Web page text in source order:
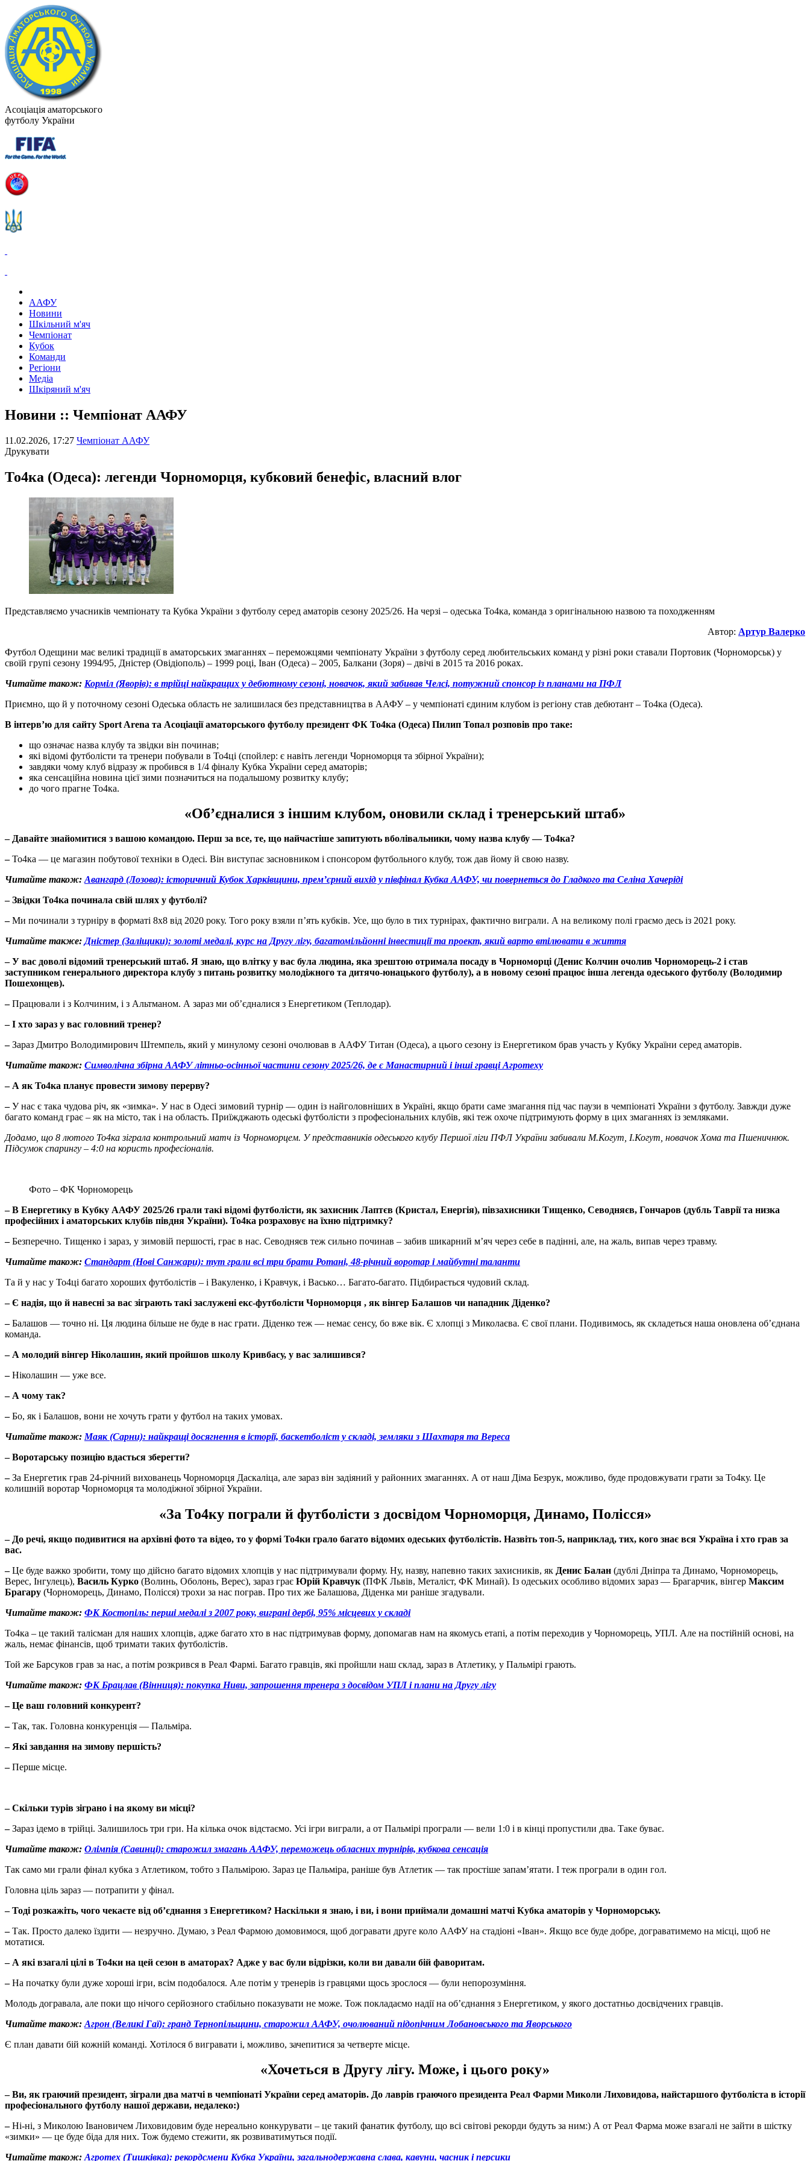
Асоціація аматорського
футболу України
ААФУ
Новини
Шкільний м'яч
Чемпіонат
Кубок
Команди
Регіони
Медіа
Шкіряний м'яч
Новини :: Чемпіонат ААФУ
11.02.2026, 17:27 Чемпіонат ААФУ
Друкувати
То4ка (Одеса): легенди Чорноморця, кубковий бенефіс, власний влог
Представляємо учасників чемпіонату та Кубка України з футболу серед аматорів сезону 2025/26. На черзі – одеська То4ка, команда з оригінальною назвою та походженням
Автор: Артур Валерко
Футбол Одещини має великі традиції в аматорських змаганнях – переможцями чемпіонату України з футболу серед любительських команд у різні роки ставали Портовик (Чорноморськ) у
своїй групі сезону 1994/95, Дністер (Овідіополь) – 1999 році, Іван (Одеса) – 2005, Балкани (Зоря) – двічі в 2015 та 2016 роках.
Читайте також: Корміл (Яворів): в трійці найкращих у дебютному сезоні, новачок, який забивав Челсі, потужний спонсор із планами на ПФЛ
Приємно, що й у поточному сезоні Одеська область не залишилася без представництва в ААФУ – у чемпіонаті єдиним клубом із регіону став дебютант – То4ка (Одеса).
В інтерв’ю для сайту Sport Arena та Асоціації аматорського футболу президент ФК То4ка (Одеса) Пилип Топал розповів про таке:
що означає назва клубу та звідки він починав;
які відомі футболісти та тренери побували в То4ці (спойлер: є навіть легенди Чорноморця та збірної України);
завдяки чому клуб відразу ж пробився в 1/4 фіналу Кубка України серед аматорів;
яка сенсаційна новина цієї зими позначиться на подальшому розвитку клубу;
до чого прагне То4ка.
«Об’єдналися з іншим клубом, оновили склад і тренерський штаб»
– Давайте знайомитися з вашою командою. Перш за все, те, що найчастіше запитують вболівальники, чому назва клубу — То4ка?
–То4ка — це магазин побутової техніки в Одесі. Він виступає засновником і спонсором футбольного клубу, тож дав йому й свою назву.
Читайте також: Авангард (Лозова): історичний Кубок Харківщини, прем’єрний вихід у півфінал Кубка ААФУ, чи повернеться до Гладкого та Селіна Хачеріді
–Звідки То4ка починала свій шлях у футболі?
–Ми починали з турніру в форматі 8х8 від 2020 року. Того року взяли п’ять кубків. Усе, що було в тих турнірах, фактично виграли. А на великому полі граємо десь із 2021 року.
Читайте также: Дністер (Заліщики): золоті медалі, курс на Другу лігу, багатомільйонні інвестиції та проект, який варто втілювати в життя
–У вас доволі відомий тренерський штаб. Я знаю, що влітку у вас була людина, яка зрештою отримала посаду в Чорноморці (Денис Колчин очолив Чорноморець-2 і став
заступником генерального директора клубу з питань розвитку молодіжного та дитячо-юнацького футболу), а в новому сезоні працює інша легенда одеського футболу (Володимир
Пошехонцев).
–Працювали і з Колчиним, і з Альтманом. А зараз ми об’єдналися з Енергетиком (Теплодар).
–І хто зараз у вас головний тренер?
–Зараз Дмитро Володимирович Штемпель, який у минулому сезоні очолював в ААФУ Титан (Одеса), а цього сезону із Енергетиком брав участь у Кубку України серед аматорів.
Читайте також: Символічна збірна ААФУ літньо-осінньої частини сезону 2025/26, де є Манастирний і інші гравці Агротеху
– А як То4ка планує провести зимову перерву?
–У нас є така чудова річ, як «зимка». У нас в Одесі зимовий турнір — один із найголовніших в Україні, якщо брати саме змагання під час паузи в чемпіонаті України з футболу. Завжди дуже
багато команд грає – як на місто, так і на область. Приїжджають одеські футболісти з професіональних клубів, які теж охоче підтримують форму в цих змаганнях із земляками.
Додамо, що 8 лютого То4ка зіграла контрольний матч із Чорноморцем. У представників одеського клубу Першої ліги ПФЛ України забивали М.Когут, І.Когут, новачок Хома та Пшеничнюк.
Підсумок спарингу – 4:0 на користь професіоналів.
Фото – ФК Чорноморець
–В Енергетику в Кубку ААФУ 2025/26 грали такі відомі футболісти, як захисник Лаптєв (Кристал, Енергія), півзахисники Тищенко, Севодняєв, Гончаров (дубль Таврії та низка
професійних і аматорських клубів півдня України). То4ка розраховує на їхню підтримку?
–Безперечно. Тищенко і зараз, у зимовій першості, грає в нас. Севодняєв теж сильно починав – забив шикарний м’яч через себе в падінні, але, на жаль, випав через травму.
Читайте також: Стандарт (Нові Санжари): тут грали всі три брати Ротані, 48-річний воротар і майбутні таланти
Та й у нас у То4ці багато хороших футболістів – і Вакуленко, і Кравчук, і Васько… Багато-багато. Підбирається чудовий склад.
–Є надія, що й навесні за вас зіграють такі заслужені екс-футболісти Чорноморця , як вінгер Балашов чи нападник Діденко?
–Балашов — точно ні. Ця людина більше не буде в нас грати. Діденко теж — немає сенсу, бо вже вік. Є хлопці з Миколаєва. Є свої плани. Подивимось, як складеться наша оновлена об’єднана
команда.
– А молодий вінгер Ніколашин, який пройшов школу Кривбасу, у вас залишився?
–Ніколашин — уже все.
– А чому так?
–Бо, як і Балашов, вони не хочуть грати у футбол на таких умовах.
Читайте також: Маяк (Сарни): найкращі досягнення в історії, баскетболіст у складі, земляки з Шахтаря та Вереса
–Воротарську позицію вдасться зберегти?
–За Енергетик грав 24-річний вихованець Чорноморця Даскаліца, але зараз він задіяний у районних змаганнях. А от наш Діма Безрук, можливо, буде продовжувати грати за То4ку. Це
колишній воротар Чорноморця та молодіжної збірної України.
«За То4ку пограли й футболісти з досвідом Чорноморця, Динамо, Полісся»
– До речі, якщо подивитися на архівні фото та відео, то у формі То4ки грало багато відомих одеських футболістів. Назвіть топ-5, наприклад, тих, кого знає вся Україна і хто грав за
вас.
–Це буде важко зробити, тому що дійсно багато відомих хлопців у нас підтримували форму. Ну, назву, напевно таких захисників, як Денис Балан (дублі Дніпра та Динамо, Чорноморець,
Верес, Інгулець), Василь Курко (Волинь, Оболонь, Верес), зараз грає Юрій Кравчук (ПФК Львів, Металіст, ФК Минай). Із одеських особливо відомих зараз — Брагарчик, вінгер Максим
Брагару (Чорноморець, Динамо, Полісся) трохи за нас пограв. Про тих же Балашова, Діденка ми раніше згадували.
Читайте також: ФК Костопіль: перші медалі з 2007 року, виграні дербі, 95% місцевих у складі
То4ка – це такий талісман для наших хлопців, адже багато хто в нас підтримував форму, допомагав нам на якомусь етапі, а потім переходив у Чорноморець, УПЛ. Але на постійній основі, на
жаль, немає фінансів, щоб тримати таких футболістів.
Той же Барсуков грав за нас, а потім розкрився в Реал Фармі. Багато гравців, які пройшли наш склад, зараз в Атлетику, у Пальмірі грають.
Читайте також: ФК Брацлав (Вінниця): покупка Ниви, запрошення тренера з досвідом УПЛ і плани на Другу лігу
–Це ваш головний конкурент?
–Так, так. Головна конкуренція — Пальміра.
– Які завдання на зимову першість?
–Перше місце.
–Скільки турів зіграно і на якому ви місці?
–Зараз ідемо в трійці. Залишилось три гри. На кілька очок відстаємо. Усі ігри виграли, а от Пальмірі програли — вели 1:0 і в кінці пропустили два. Таке буває.
Читайте також: Олімпія (Савинці): старожил змагань ААФУ, переможець обласних турнірів, кубкова сенсація
Так само ми грали фінал кубка з Атлетиком, тобто з Пальмірою. Зараз це Пальміра, раніше був Атлетик — так простіше запам’ятати. І теж програли в один гол.
Головна ціль зараз — потрапити у фінал.
–Тоді розкажіть, чого чекаєте від об’єднання з Енергетиком? Наскільки я знаю, і ви, і вони приймали домашні матчі Кубка аматорів у Чорноморську.
–Так. Просто далеко їздити — незручно. Думаю, з Реал Фармою домовимося, щоб догравати друге коло ААФУ на стадіоні «Іван». Якщо все буде добре, дограватимемо на місці, щоб не
мотатися.
– А які взагалі цілі в То4ки на цей сезон в аматорах? Адже у вас були відрізки, коли ви давали бій фаворитам.
–На початку були дуже хороші ігри, всім подобалося. Але потім у тренерів із гравцями щось зрослося — були непорозуміння.
Молодь догравала, але поки що нічого серйозного стабільно показувати не може. Тож покладаємо надії на об’єднання з Енергетиком, у якого достатньо досвідчених гравців.
Читайте також: Агрон (Великі Гаї): гранд Тернопільщини, старожил ААФУ, очолюваний підопічним Лобановського та Яворського
Є план давати бій кожній команді. Хотілося б вигравати і, можливо, зачепитися за четверте місце.
«Хочеться в Другу лігу. Може, і цього року»
–Ви, як граючий президент, зіграли два матчі в чемпіонаті України серед аматорів. До лаврів граючого президента Реал Фарми Миколи Лиховидова, найстаршого футболіста в історії
професіонального футболу нашої держави, недалеко:)
–Ні-ні, з Миколою Івановичем Лиховидовим буде нереально конкурувати – це такий фанатик футболу, що всі світові рекорди будуть за ним:) А от Реал Фарма може взагалі не зайти в шістку
«зимки» — це буде біда для них. Тож будемо стежити, як розвиватимуться події.
Читайте також: Агротех (Тишківка): рекордсмени Кубка України, загальнодержавна слава, кавуни, часник і персики